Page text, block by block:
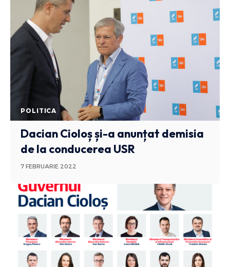
POLITICA
Dacian Cioloș și-a anunțat demisia
de la conducerea USR
7 FEBRUARIE 2022